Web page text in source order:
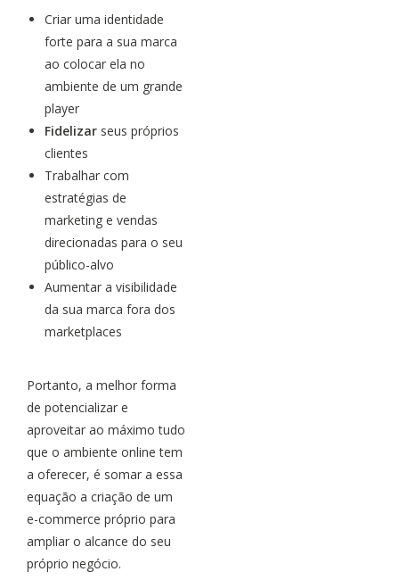
Criar uma identidade
forte para a sua marca
ao colocar ela no
ambiente de um grande
player
Fidelizar seus próprios
clientes
Trabalhar com
estratégias de
marketing e vendas
direcionadas para o seu
público-alvo
Aumentar a visibilidade
da sua marca fora dos
marketplaces
Portanto, a melhor forma
de potencializar e
aproveitar ao máximo tudo
que o ambiente online tem
a oferecer, é somar a essa
equação a criação de um
e-commerce próprio para
ampliar o alcance do seu
próprio negócio.